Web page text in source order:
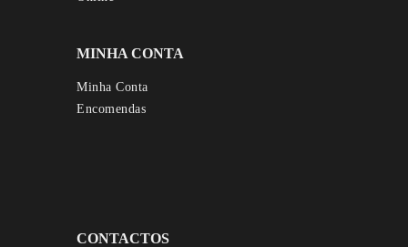
MINHA CONTA
Minha Conta
Encomendas
CONTACTOS